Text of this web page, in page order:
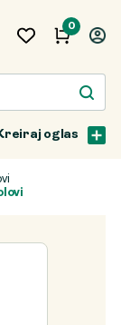
0
oglas